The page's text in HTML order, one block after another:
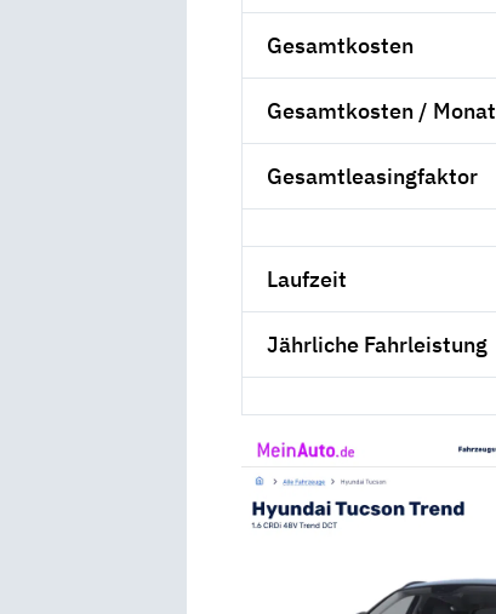
Gesamtkosten
Gesamtkosten / Monat
Gesamtleasingfaktor
Laufzeit
Jährliche Fahrleistung